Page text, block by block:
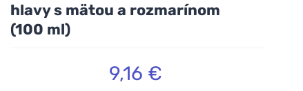
hlavy s mätou a rozmarínom
(100 ml)
9,16 €